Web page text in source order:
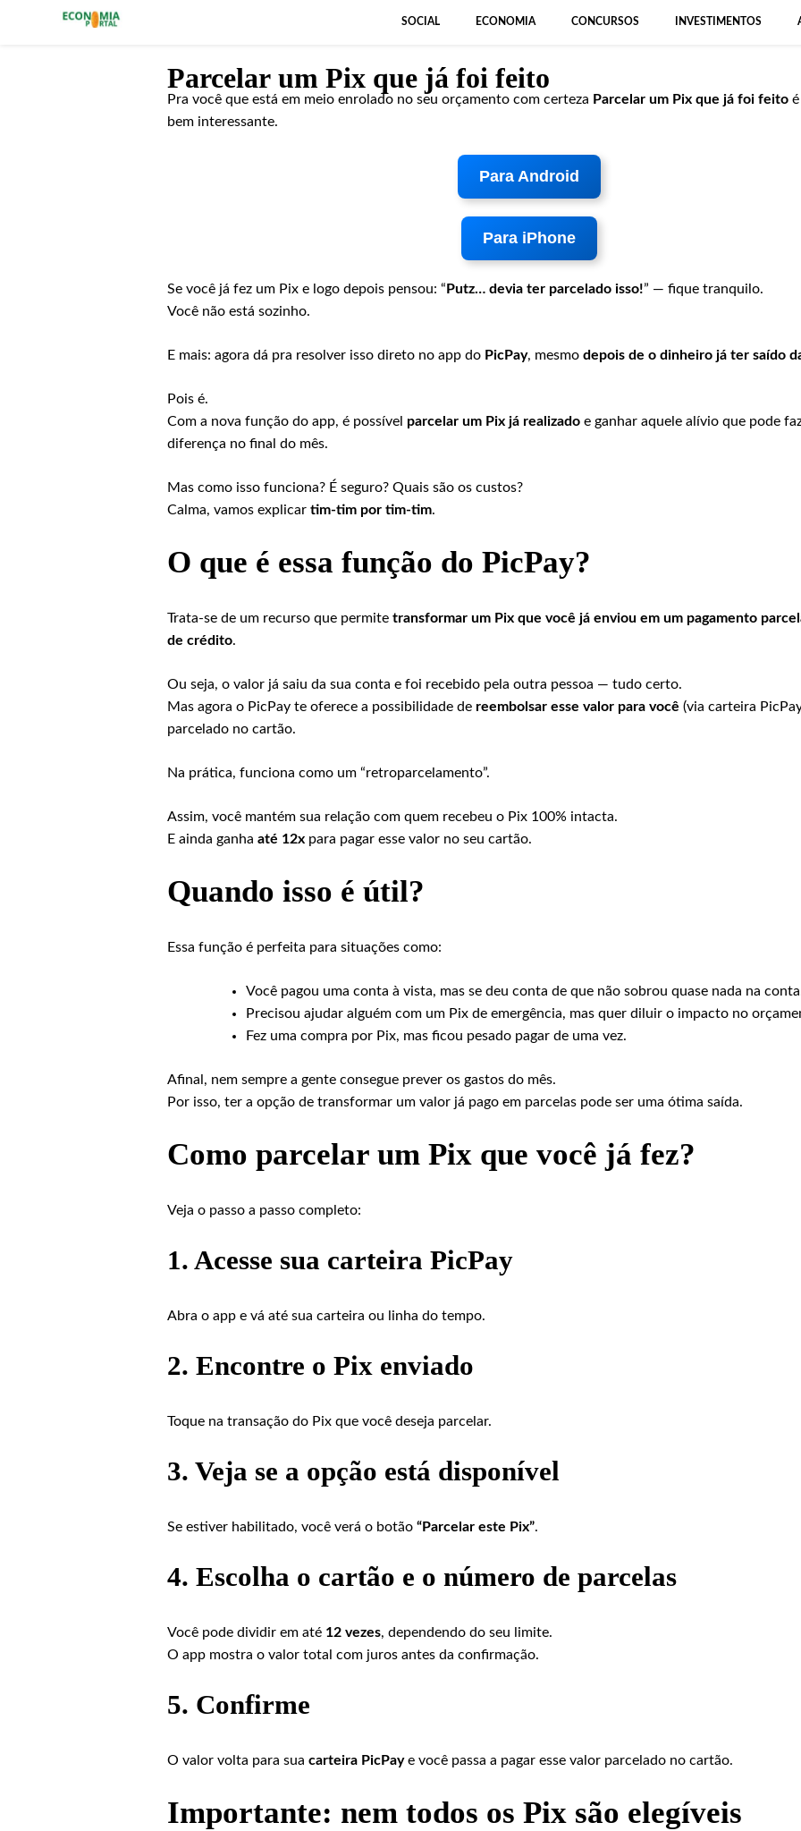
SOCIAL ECONOMIA CONCURSOS INVESTIMENTOS
Parcelar um Pix que já foi feito
Pra você que está em meio enrolado no seu orçamento com certeza Parcelar um Pix que já foi feito
bem interessante.
Para Android
Para iPhone
Se você já fez um Pix e logo depois pensou: “Putz… devia ter parcelado isso!” — fique tranquilo.
Você não está sozinho.
E mais: agora dá pra resolver isso direto no app do PicPay, mesmo depois de o dinheiro já ter saído
Pois é.
Com a nova função do app, é possível parcelar um Pix já realizado e ganhar aquele alívio que pode
diferença no final do mês.
Mas como isso funciona? É seguro? Quais são os custos?
Calma, vamos explicar tim-tim por tim-tim.
O que é essa função do PicPay?
Trata-se de um recurso que permite transformar um Pix que você já enviou em um pagamento
de crédito.
Ou seja, o valor já saiu da sua conta e foi recebido pela outra pessoa — tudo certo.
Mas agora o PicPay te oferece a possibilidade de reembolsar esse valor para você (via carteira
parcelado no cartão.
Na prática, funciona como um “retroparcelamento”.
Assim, você mantém sua relação com quem recebeu o Pix 100% intacta.
E ainda ganha até 12x para pagar esse valor no seu cartão.
Quando isso é útil?
Essa função é perfeita para situações como:
Você pagou uma conta à vista, mas se deu conta de que não sobrou quase nada na
Precisou ajudar alguém com um Pix de emergência, mas quer diluir o impacto no
Fez uma compra por Pix, mas ficou pesado pagar de uma vez.
Afinal, nem sempre a gente consegue prever os gastos do mês.
Por isso, ter a opção de transformar um valor já pago em parcelas pode ser uma ótima saída.
Como parcelar um Pix que você já fez?
Veja o passo a passo completo:
1. Acesse sua carteira PicPay
Abra o app e vá até sua carteira ou linha do tempo.
2. Encontre o Pix enviado
Toque na transação do Pix que você deseja parcelar.
3. Veja se a opção está disponível
Se estiver habilitado, você verá o botão “Parcelar este Pix”.
4. Escolha o cartão e o número de parcelas
Você pode dividir em até 12 vezes, dependendo do seu limite.
O app mostra o valor total com juros antes da confirmação.
5. Confirme
O valor volta para sua carteira PicPaye você passa a pagar esse valor parcelado no cartão.
Importante: nem todos os Pix são elegíveis